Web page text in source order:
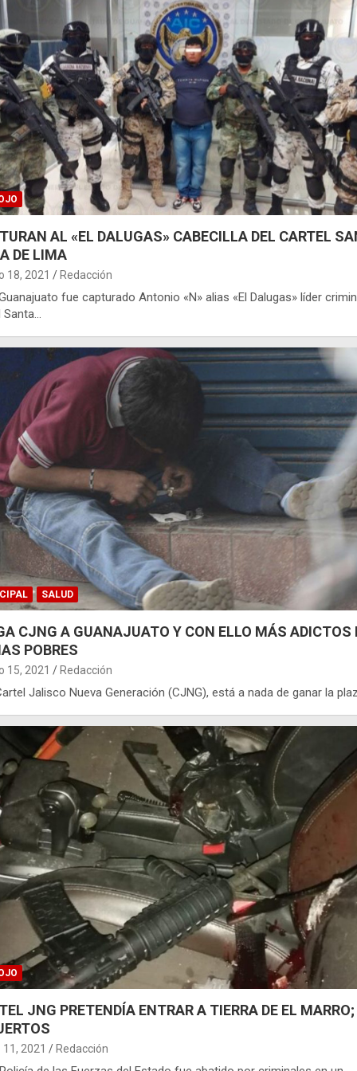
AL «EL DALUGAS» CABECILLA DEL CARTEL
DE LIMA
18, 2021 Redacción
fue capturado Antonio «N» alias «El Dalugas» líder
Santa…
SALUD
CJNG A GUANAJUATO Y CON ELLO MÁS ADICTOS
POBRES
15, 2021 Redacción
Jalisco Nueva Generación (CJNG), está a nada de ganar la
JNG PRETENDÍA ENTRAR A TIERRA DE EL
2021 Redacción